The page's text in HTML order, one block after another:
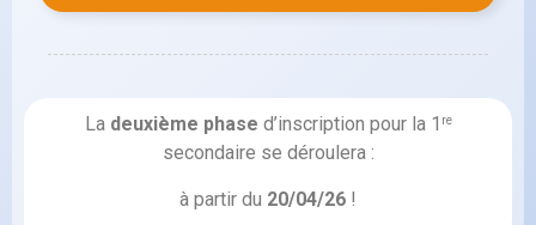
La deuxième phase d’inscription pour la 1 re
secondaire se déroulera :
à partir du 20/04/26 !